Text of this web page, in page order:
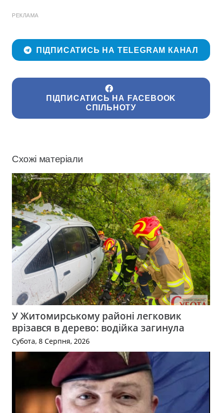
РЕКЛАМА
ПІДПИСАТИСЬ НА TELEGRAM КАНАЛ
ПІДПИСАТИСЬ НА FACEBOOK
СПІЛЬНОТУ
Схожі матеріали
У Житомирському районі легковик
врізався в дерево: водійка загинула
Субота, 8 Серпня, 2026